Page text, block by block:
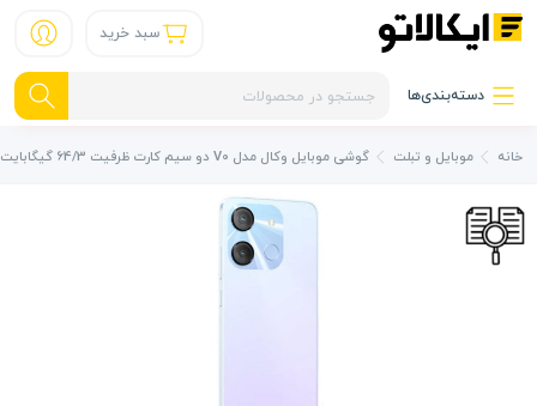
سبد خرید
دسته‌بندی‌ها
خانه موبایل و تبلت گوشی موبایل وکال مدل V0 دو سیم کارت ظرفیت 64/3 گیگابایت